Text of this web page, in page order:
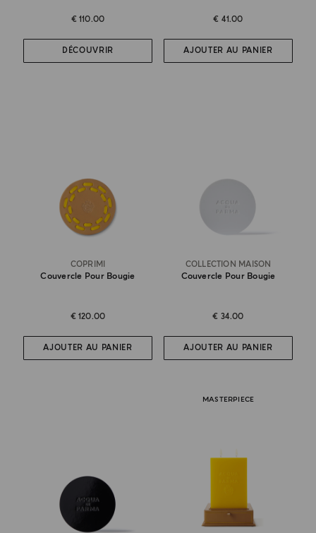
€ 110.00
DÉCOUVRIR
€ 41.00
AJOUTER AU PANIER
COPRIMI
Couvercle Pour Bougie
€ 120.00
AJOUTER AU PANIER
COLLECTION MAISON
Couvercle Pour Bougie
€ 34.00
AJOUTER AU PANIER
MASTERPIECE